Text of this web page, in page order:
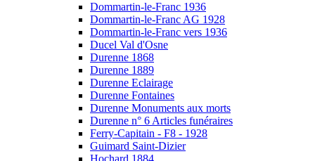
Dommartin-le-Franc 1936
Dommartin-le-Franc AG 1928
Dommartin-le-Franc vers 1936
Ducel Val d'Osne
Durenne 1868
Durenne 1889
Durenne Eclairage
Durenne Fontaines
Durenne Monuments aux morts
Durenne n° 6 Articles funéraires
Ferry-Capitain - F8 - 1928
Guimard Saint-Dizier
Hochard 1884